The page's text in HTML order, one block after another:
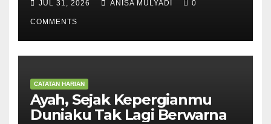
JUL 31, 2026 ANISA MULYADI 0
COMMENTS
CATATAN HARIAN
Ayah, Sejak Kepergianmu
Duniaku Tak Lagi Berwarna